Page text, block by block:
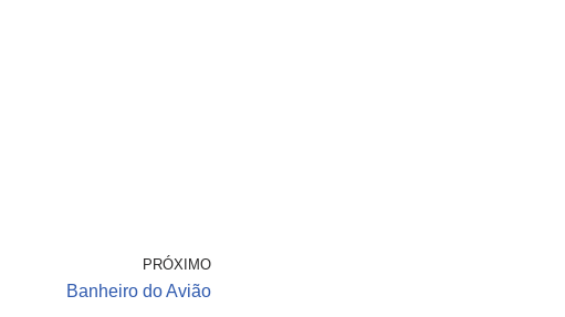
PRÓXIMO
Banheiro do Avião